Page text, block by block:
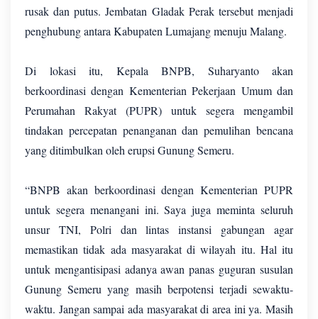
rusak dan putus. Jembatan Gladak Perak tersebut menjadi
penghubung antara Kabupaten Lumajang menuju Malang.
Di lokasi itu, Kepala BNPB, Suharyanto akan
berkoordinasi dengan Kementerian Pekerjaan Umum dan
Perumahan Rakyat (PUPR) untuk segera mengambil
tindakan percepatan penanganan dan pemulihan bencana
yang ditimbulkan oleh erupsi Gunung Semeru.
“BNPB akan berkoordinasi dengan Kementerian PUPR
untuk segera menangani ini. Saya juga meminta seluruh
unsur TNI, Polri dan lintas instansi gabungan agar
memastikan tidak ada masyarakat di wilayah itu. Hal itu
untuk mengantisipasi adanya awan panas guguran susulan
Gunung Semeru yang masih berpotensi terjadi sewaktu-
waktu. Jangan sampai ada masyarakat di area ini ya. Masih